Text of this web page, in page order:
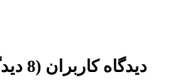
دیدگاه کاربران (8 دیدگاه)